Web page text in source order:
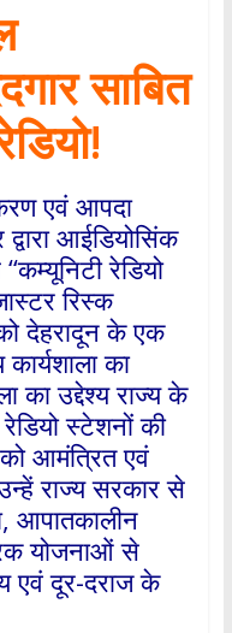
साबित
एवं आपदा
आईडियोसिंक
रेडियो
रिस्क
देहरादून के एक
का
का उद्देश्य राज्य के
स्टेशनों की
आमंत्रित एवं
राज्य सरकार से
आपातकालीन
योजनाओं से
एवं दूर-दराज के